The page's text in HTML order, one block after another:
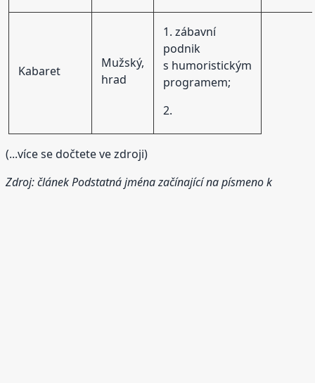
Kabaret
Mužský,
hrad
1. zábavní
podnik
s humoristickým
programem;
2.
(...více se dočtete ve zdroji)
Zdroj: článekPodstatná jména začínající na písmeno k